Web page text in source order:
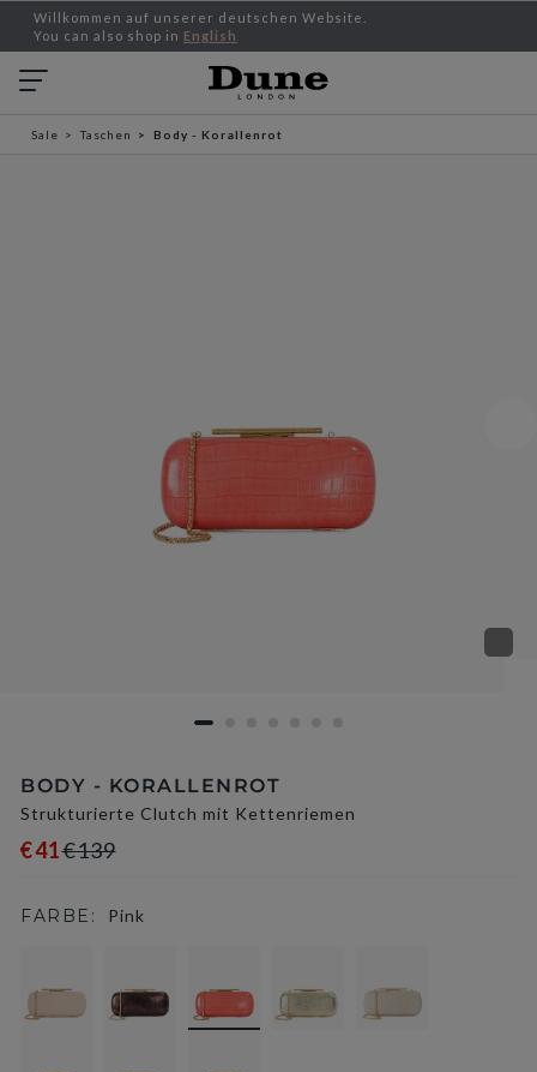
Willkommen auf unserer deutschen Website.
You can also shop in English
Sale Taschen Body - Korallenrot
BODY - KORALLENROT
Strukturierte Clutch mit Kettenriemen
€41€139
FARBE: Pink